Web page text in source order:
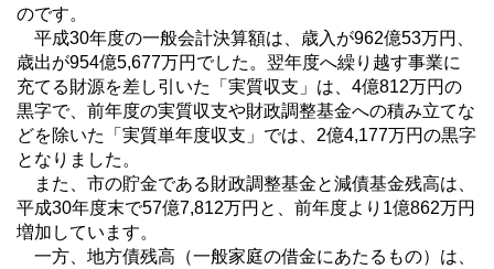
のです。
平成30年度の一般会計決算額は、歳入が962億53万円、
歳出が954億5,677万円でした。翌年度へ繰り越す事業に
充てる財源を差し引いた「実質収支」は、4億812万円の
黒字で、前年度の実質収支や財政調整基金への積み立てな
どを除いた「実質単年度収支」では、2億4,177万円の黒字
となりました。
また、市の貯金である財政調整基金と減債基金残高は、
平成30年度末で57億7,812万円と、前年度より1億862万円
増加しています。
一方、地方債残高（一般家庭の借金にあたるもの）は、